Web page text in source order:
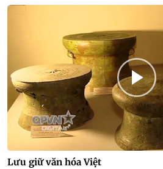
Lưu giữ văn hóa Việt